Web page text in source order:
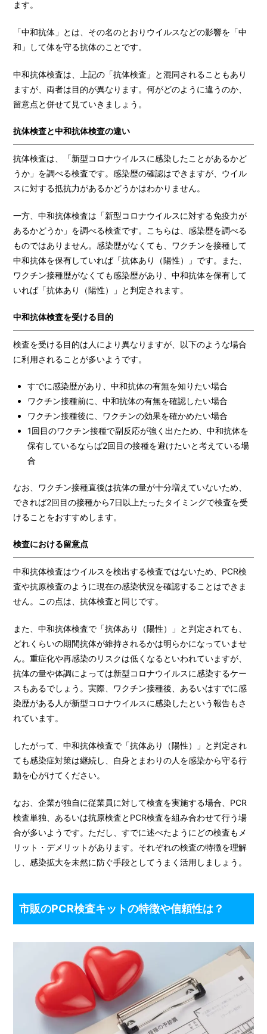
ます。
「中和抗体」とは、その名のとおりウイルスなどの影響を「中
和」して体を守る抗体のことです。
中和抗体検査は、上記の「抗体検査」と混同されることもあり
ますが、両者は目的が異なります。何がどのように違うのか、
留意点と併せて見ていきましょう。
抗体検査と中和抗体検査の違い
抗体検査は、「新型コロナウイルスに感染したことがあるかど
うか」を調べる検査です。感染歴の確認はできますが、ウイル
スに対する抵抗力があるかどうかはわかりません。
一方、中和抗体検査は「新型コロナウイルスに対する免疫力が
あるかどうか」を調べる検査です。こちらは、感染歴を調べる
ものではありません。感染歴がなくても、ワクチンを接種して
中和抗体を保有していれば「抗体あり（陽性）」です。また、
ワクチン接種歴がなくても感染歴があり、中和抗体を保有して
いれば「抗体あり（陽性）」と判定されます。
中和抗体検査を受ける目的
検査を受ける目的は人により異なりますが、以下のような場合
に利用されることが多いようです。
すでに感染歴があり、中和抗体の有無を知りたい場合
ワクチン接種前に、中和抗体の有無を確認したい場合
ワクチン接種後に、ワクチンの効果を確かめたい場合
1回目のワクチン接種で副反応が強く出たため、中和抗体を
保有しているならば2回目の接種を避けたいと考えている場
合
なお、ワクチン接種直後は抗体の量が十分増えていないため、
できれば2回目の接種から7日以上たったタイミングで検査を受
けることをおすすめします。
検査における留意点
中和抗体検査はウイルスを検出する検査ではないため、PCR検
査や抗原検査のように現在の感染状況を確認することはできま
せん。この点は、抗体検査と同じです。
また、中和抗体検査で「抗体あり（陽性）」と判定されても、
どれくらいの期間抗体が維持されるかは明らかになっていませ
ん。重症化や再感染のリスクは低くなるといわれていますが、
抗体の量や体調によっては新型コロナウイルスに感染するケー
スもあるでしょう。実際、ワクチン接種後、あるいはすでに感
染歴がある人が新型コロナウイルスに感染したという報告もさ
れています。
したがって、中和抗体検査で「抗体あり（陽性）」と判定され
ても感染症対策は継続し、自身とまわりの人を感染から守る行
動を心がけてください。
なお、企業が独自に従業員に対して検査を実施する場合、PCR
検査単独、あるいは抗原検査とPCR検査を組み合わせて行う場
合が多いようです。ただし、すでに述べたようにどの検査もメ
リット・デメリットがあります。それぞれの検査の特徴を理解
し、感染拡大を未然に防ぐ手段としてうまく活用しましょう。
市販のPCR検査キットの特徴や信頼性は？